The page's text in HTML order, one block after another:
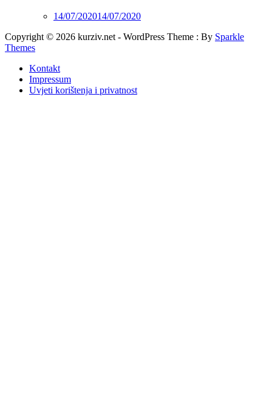
14/07/202014/07/2020
Copyright © 2026 kurziv.net - WordPress Theme : By Sparkle
Themes
Kontakt
Impressum
Uvjeti korištenja i privatnost